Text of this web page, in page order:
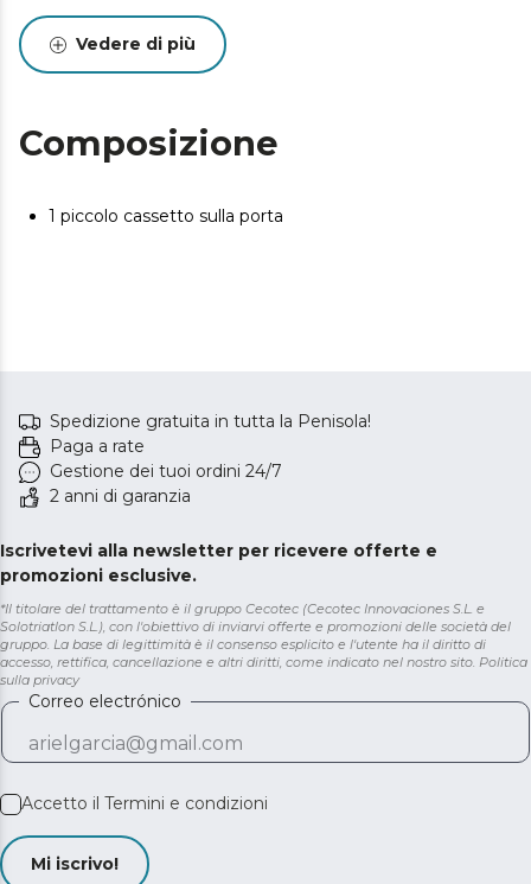
Vedere di più
Composizione
1 piccolo cassetto sulla porta
Spedizione gratuita in tutta la Penisola!
Paga a rate
Gestione dei tuoi ordini 24/7
2 anni di garanzia
Iscrivetevi alla newsletter per ricevere offerte e
promozioni esclusive.
*Il titolare del trattamento è il gruppo Cecotec (Cecotec Innovaciones S.L. e
Solotriatlon S.L.), con l'obiettivo di inviarvi offerte e promozioni delle società del
gruppo. La base di legittimità è il consenso esplicito e l'utente ha il diritto di
accesso, rettifica, cancellazione e altri diritti, come indicato nel nostro sito. Politica
sulla privacy
Correo electrónico
Accetto il Termini e condizioni
Mi iscrivo!